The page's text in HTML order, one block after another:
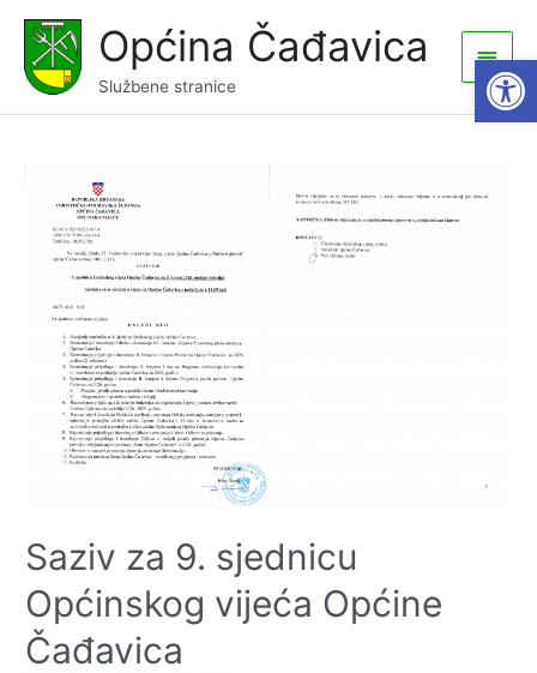
content
Općina Čađavica
Službene stranice
Main
Menu
Saziv za 9. sjednicu
Općinskog vijeća Općine
Čađavica